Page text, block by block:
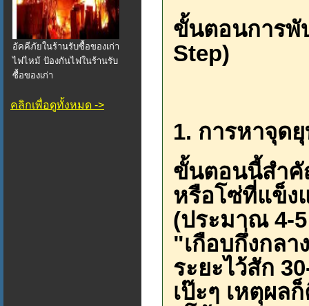
อัคคีภัยในร้านรับซื้อของเก่า
ไฟไหม้ ป้องกันไฟในร้านรับ
ซื้อของเก่า
คลิกเพื่อดูทั้งหมด ->
ขั้นตอนการพั
Step)
1. การหาจุด
ขั้นตอนนี้สำคั
หรือโซ่ที่แข็ง
(ประมาณ 4-
"เกือบกึ่งกลา
ระยะไว้สัก
เป๊ะๆ เหตุผล